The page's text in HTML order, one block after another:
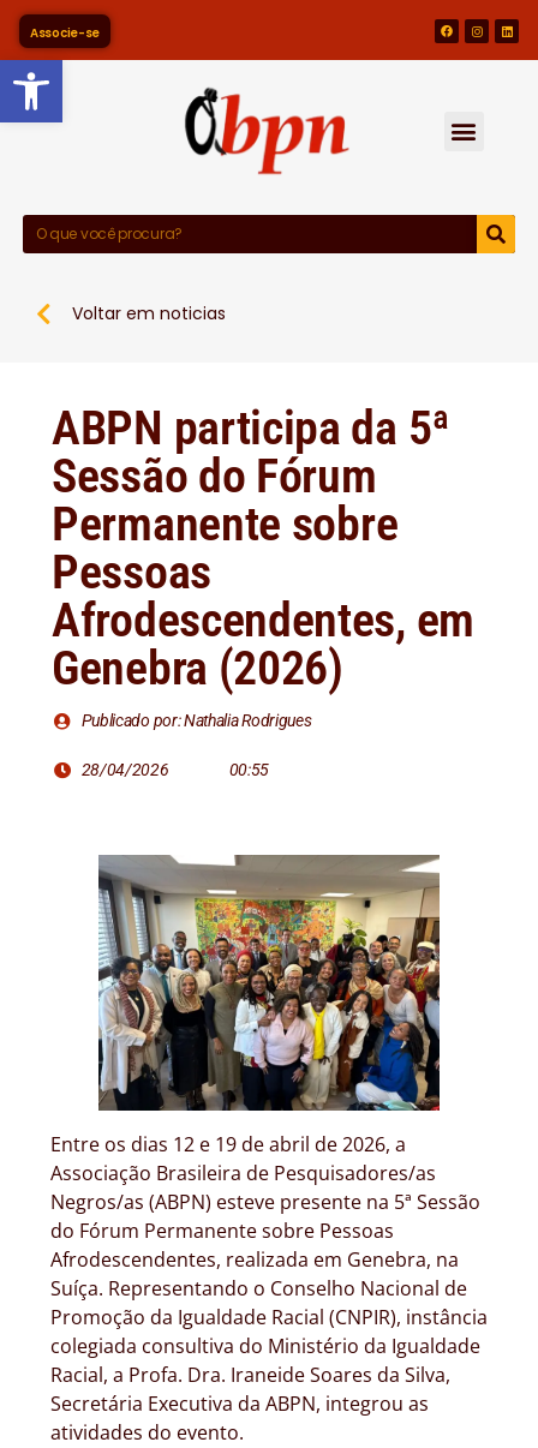
Barra de Ferramentas
Associe-se
Voltar em noticias
ABPN participa da 5ª
Sessão do Fórum
Permanente sobre
Pessoas
Afrodescendentes, em
Genebra (2026)
Publicado por: Nathalia Rodrigues
28/04/2026 00:55
Entre os dias 12 e 19 de abril de 2026, a
Associação Brasileira de Pesquisadores/as
Negros/as (ABPN) esteve presente na 5ª Sessão
do Fórum Permanente sobre Pessoas
Afrodescendentes, realizada em Genebra, na
Suíça. Representando o Conselho Nacional de
Promoção da Igualdade Racial (CNPIR), instância
colegiada consultiva do Ministério da Igualdade
Racial, a Profa. Dra. Iraneide Soares da Silva,
Secretária Executiva da ABPN, integrou as
atividades do evento.